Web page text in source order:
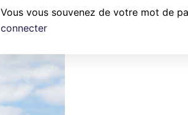
Vous vous souvenez de votre mot de
connecter